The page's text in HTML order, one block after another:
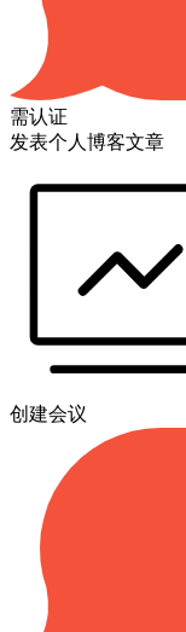
需认证
发表个人博客文章
创建会议